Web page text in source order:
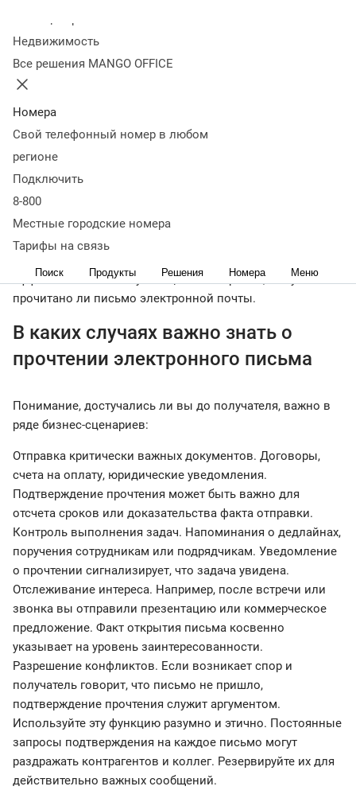
Недвижимость
Все решения MANGO OFFICE
Номера
Свой телефонный номер в любом
регионе
Подключить
8-800
Местные городские номера
Тарифы на связь
Поиск Продукты Решения Номера Меню
Оглавление
В каких случаях важно знать о прочтении электронного
письма
о прочтении
плагинов и трекеров
Автоматизация массовых
< назад
Отправляя важное письмо — будь то коммерческое
предложение, счет, договор или срочный запрос — вы
хотите быть уверены, что адресат его действительно
увидел. Знание о прочтении экономит время, помогает
эффективность коммуникации. Разберемся, как узнать
прочитано ли письмо электронной почты.
В каких случаях важно знать о
прочтении электронного письма
Понимание, достучались ли вы до получателя, важно в
ряде бизнес-сценариев:
Отправка критически важных документов. Договоры,
счета на оплату, юридические уведомления.
Подтверждение прочтения может быть важно для
отсчета сроков или доказательства факта отправки.
Контроль выполнения задач. Напоминания о дедлайнах,
поручения сотрудникам или подрядчикам. Уведомление
о прочтении сигнализирует, что задача увидена.
Отслеживание интереса. Например, после встречи или
звонка вы отправили презентацию или коммерческое
предложение. Факт открытия письма косвенно
указывает на уровень заинтересованности.
Разрешение конфликтов. Если возникает спор и
получатель говорит, что письмо не пришло,
подтверждение прочтения служит аргументом.
Используйте эту функцию разумно и этично. Постоянные
запросы подтверждения на каждое письмо могут
раздражать контрагентов и коллег. Резервируйте их для
действительно важных сообщений.